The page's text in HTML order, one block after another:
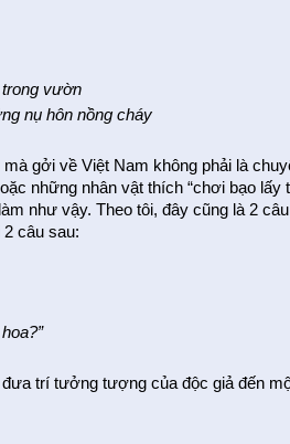
vườn
nụ hôn nồng cháy
gởi về Việt Nam không phải là
những nhân vật thích “chơi bạo lấy
như vậy. Theo tôi, đây cũng là 2
câu sau:
trí tưởng tượng của độc giả đến